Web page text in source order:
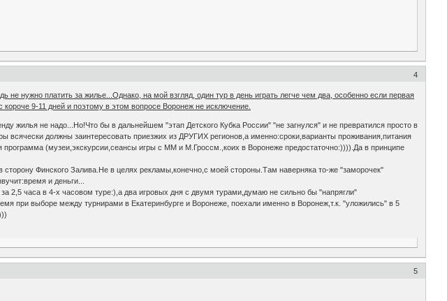
4
не нужно платить за жилье...Однако, на мой взгляд, один тур в день играть легче чем два, особенно если первая
9-11 дней и поэтому в этом вопросе Воронеж не исключение.
жилья не надо...Но!Что бы в дальнейшем "этап Детского Кубка России" "не загнулся" и не превратился просто в
всячески должны заинтересовать приезжих из ДРУГИХ регионов,а именно:сроки,варианты проживания,питания
(музеи,экскурсии,сеансы игры с ММ и М.Гроссм.,коих в Воронеже предостаточно:)))).Да в принципе
Финского Залива.Не в целях рекламы,конечно,с моей стороны.Там наверняка то-же "заморочек"
и деньги...
2,5 часа в 4-х часовом туре:),а два игровых дня с двумя турами,думаю не сильно бы "напрягли"
при выборе между турнирами в Екатеринбурге и Воронеже, поехали именно в Воронеж,т.к. "уложились" в 5
5